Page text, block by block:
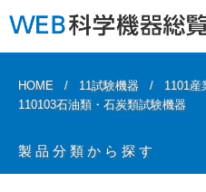
HOME 11試験機器
1101産
110103石油類・石炭類試験機器
製品分類から探す